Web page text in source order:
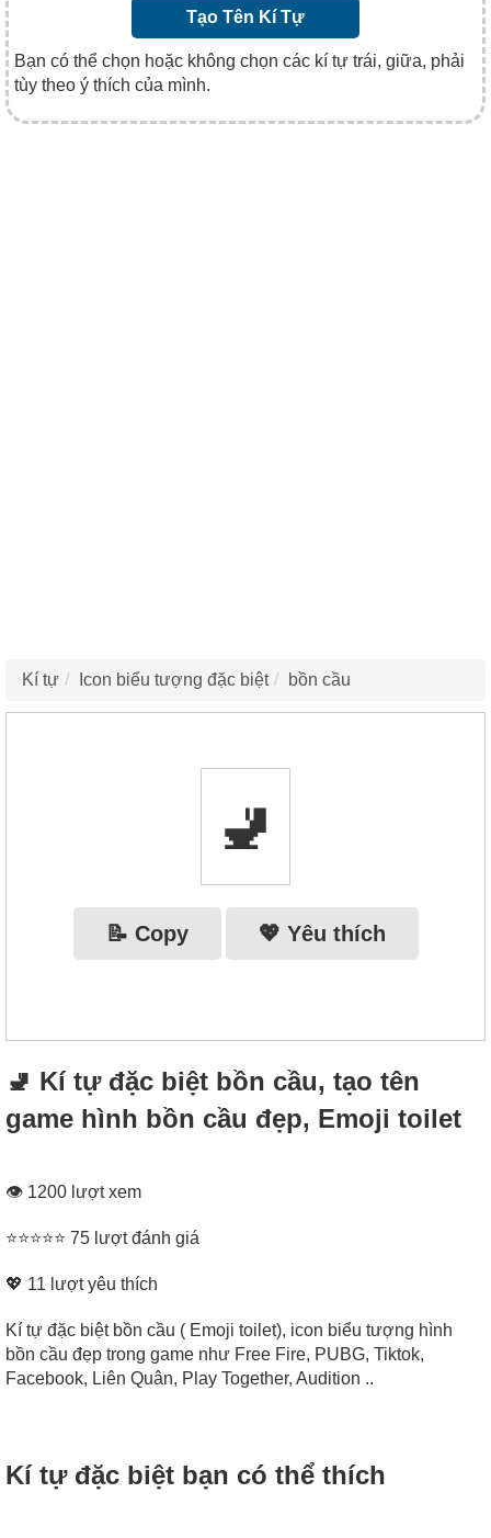
Tạo Tên Kí Tự
Bạn có thể chọn hoặc không chọn các kí tự trái, giữa, phải
tùy theo ý thích của mình.
Kí tự Icon biểu tượng đặc biệt bồn cầu
🚽
📝 Copy 💖 Yêu thích
🚽 Kí tự đặc biệt bồn cầu, tạo tên
game hình bồn cầu đẹp, Emoji toilet
👁 1200 lượt xem
⭐⭐⭐⭐⭐ 75 lượt đánh giá
💖 11 lượt yêu thích
Kí tự đặc biệt bồn cầu ( Emoji toilet), icon biểu tượng hình
bồn cầu đẹp trong game như Free Fire, PUBG, Tiktok,
Facebook, Liên Quân, Play Together, Audition ..
Kí tự đặc biệt bạn có thể thích